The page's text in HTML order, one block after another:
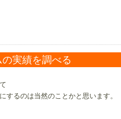
実績を調べる
するのは当然のことかと思います。